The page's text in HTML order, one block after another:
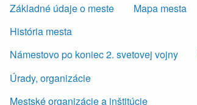
Základné údaje o meste
Mapa mesta
História mesta
Námestovo po koniec 2. svetovej vojny
Úrady, organizácie
Mestské organizácie a inštitúcie